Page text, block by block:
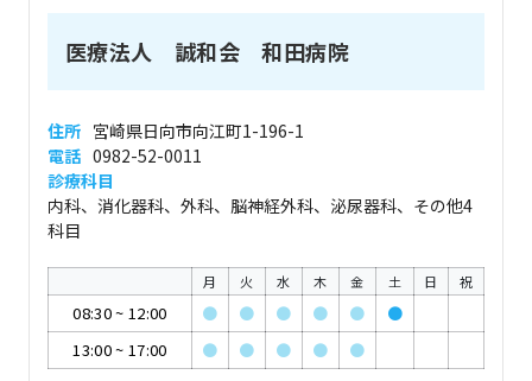
医療法人 誠和会 和田病院
住所 宮崎県日向市向江町1-196-1
電話 0982-52-0011
診療科目
内科、消化器科、外科、脳神経外科、泌尿器科、その他4
科目
月 火 水 木 金 土 日 祝
08:30~ 12:00 ● ● ● ● ●
●
13:00~ 17:00 ● ● ● ● ●